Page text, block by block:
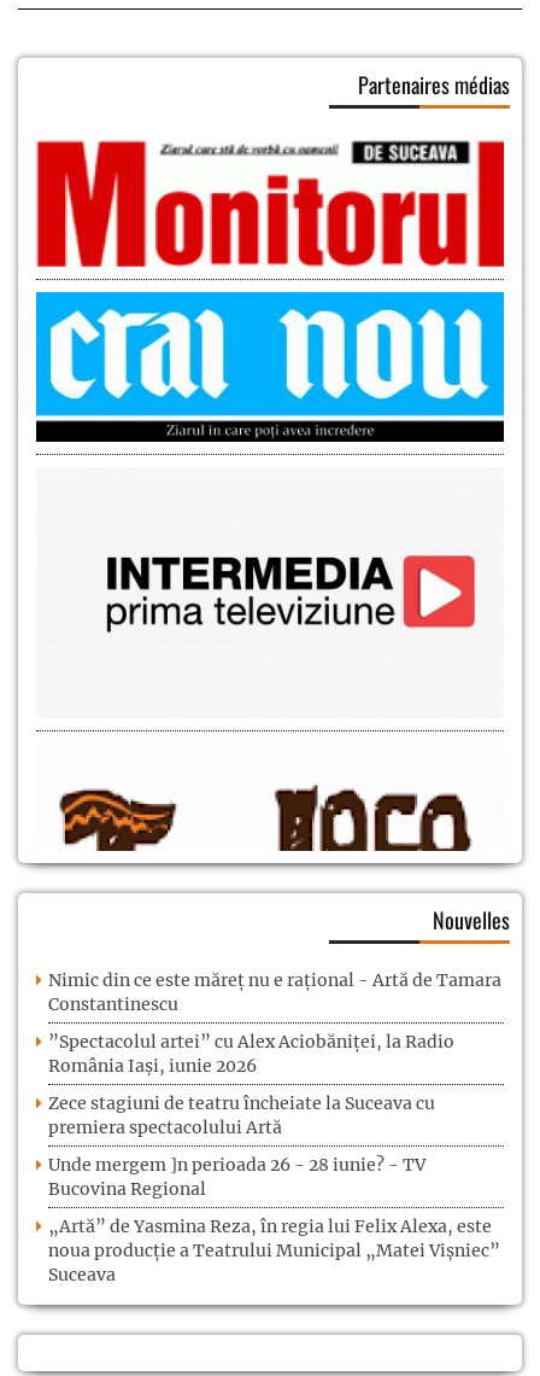
Partenaires médias
Nouvelles
Nimic din ce este măreț nu e rațional - Artă de Tamara
Constantinescu
”Spectacolul artei” cu Alex Aciobăniței, la Radio
România Iași, iunie 2026
Zece stagiuni de teatru încheiate la Suceava cu
premiera spectacolului Artă
Unde mergem ]n perioada 26 - 28 iunie? - TV
Bucovina Regional
„Artă” de Yasmina Reza, în regia lui Felix Alexa, este
noua producție a Teatrului Municipal „Matei Vișniec”
Suceava